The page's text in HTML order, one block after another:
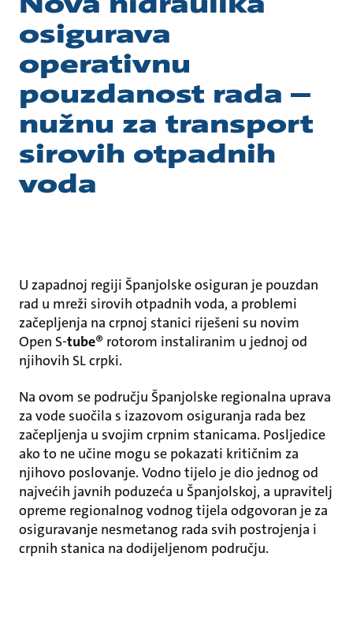
osigurava
operativnu
pouzdanost rada –
nužnu za transport
sirovih otpadnih
voda
U zapadnoj regiji Španjolske osiguran je pouzdan
rad u mreži sirovih otpadnih voda, a problemi
začepljenja na crpnoj stanici riješeni su novim
Open S-tube® rotorom instaliranim u jednoj od
njihovih SL crpki.
Na ovom se području Španjolske regionalna uprava
za vode suočila s izazovom osiguranja rada bez
začepljenja u svojim crpnim stanicama. Posljedice
ako to ne učine mogu se pokazati kritičnim za
njihovo poslovanje. Vodno tijelo je dio jednog od
najvećih javnih poduzeća u Španjolskoj, a upravitelj
opreme regionalnog vodnog tijela odgovoran je za
osiguravanje nesmetanog rada svih postrojenja i
crpnih stanica na dodijeljenom području.